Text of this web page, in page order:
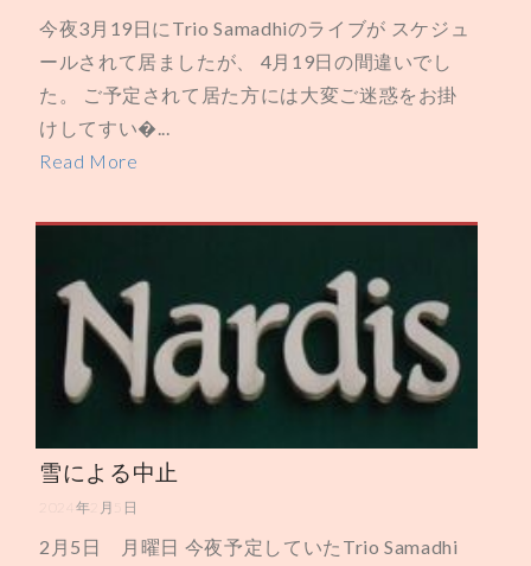
今夜3月19日にTrio Samadhiのライブが スケジュ
ールされて居ましたが、 4月19日の間違いでし
た。 ご予定されて居た方には大変ご迷惑をお掛
けしてすい�...
Read More
雪による中止
2024年2月5日
2月5日 月曜日 今夜予定していたTrio Samadhi